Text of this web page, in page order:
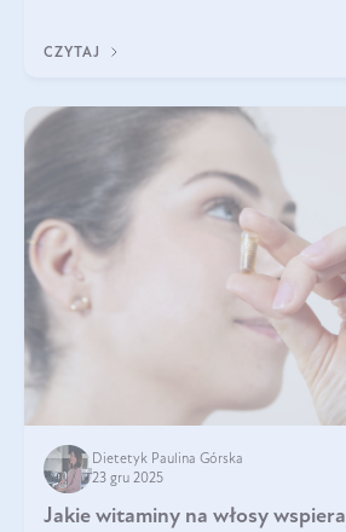
CZYTAJ
Dietetyk Paulina Górska
23 gru 2025
Jakie witaminy na włosy